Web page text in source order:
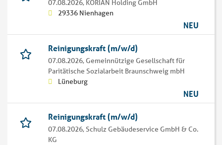
07.08.2026, KORIAN Holding GmbH
29336 Nienhagen
NEU
Reinigungskraft (m/w/d)
07.08.2026, Gemeinnützige Gesellschaft für
Paritätische Sozialarbeit Braunschweig mbH
Lüneburg
NEU
Reinigungskraft (m/w/d)
07.08.2026,Schulz Gebäudeservice GmbH & Co.
KG